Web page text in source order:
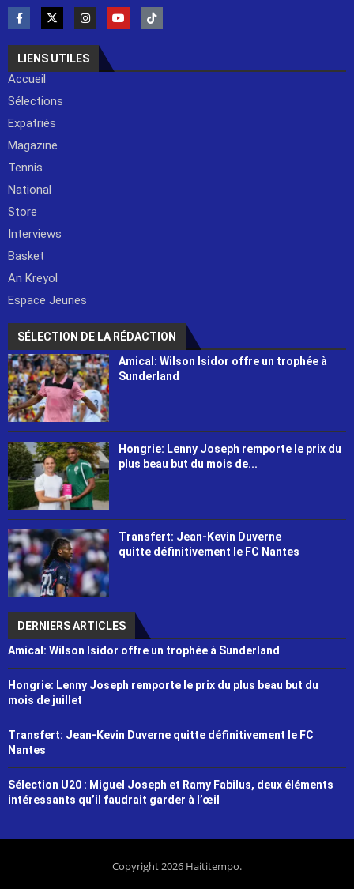
LIENS UTILES
Accueil
Sélections
Expatriés
Magazine
Tennis
National
Store
Interviews
Basket
An Kreyol
Espace Jeunes
SÉLECTION DE LA RÉDACTION
Amical: Wilson Isidor offre un trophée à
Sunderland
Hongrie: Lenny Joseph remporte le prix du
plus beau but du mois de...
Transfert: Jean-Kevin Duverne
quitte définitivement le FC Nantes
DERNIERS ARTICLES
Amical: Wilson Isidor offre un trophée à Sunderland
Hongrie: Lenny Joseph remporte le prix du plus beau but du
mois de juillet
Transfert: Jean-Kevin Duverne quitte définitivement le FC
Nantes
Sélection U20 : Miguel Joseph et Ramy Fabilus, deux éléments
intéressants qu’il faudrait garder à l’œil
Copyright 2026 Haititempo.